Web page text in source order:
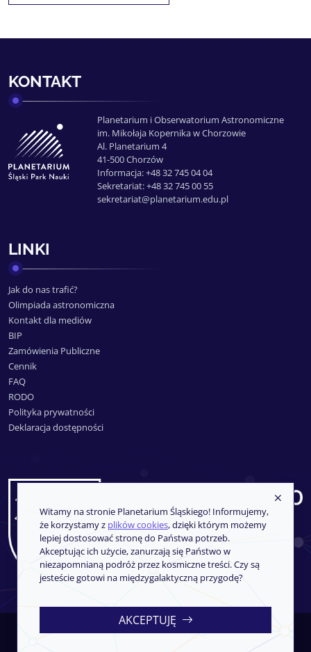
KONTAKT
Planetarium i Obserwatorium Astronomiczne
im. Mikołaja Kopernika w Chorzowie
Al. Planetarium 4
41-500 Chorzów
Informacja: +48 32 745 04 04
Sekretariat: +48 32 745 00 55
sekretariat@planetarium.edu.pl
LINKI
Jak do nas trafić?
Olimpiada astronomiczna
Kontakt dla mediów
BIP
Zamówienia Publiczne
Cennik
FAQ
RODO
Polityka prywatności
Deklaracja dostępności
Copyright © 2013-2026SoftCOM- System sprzedaży i rezerwacji
Witamy na stronie Planetarium Śląskiego! Informujemy,
że korzystamy z plików cookies, dzięki którym możemy
lepiej dostosować stronę do Państwa potrzeb.
Akceptując ich użycie, zanurzają się Państwo w
niezapomnianą podróż przez kosmiczne treści. Czy są
jesteście gotowi na międzygalaktyczną przygodę?
AKCEPTUJĘ